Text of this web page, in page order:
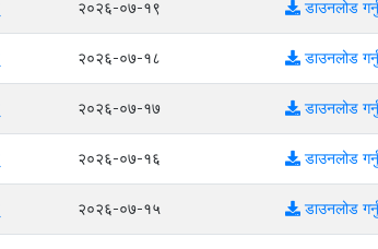
२०२६-०७-१९ डाउनलोड
२०२६-०७-१८ डाउनलोड
२०२६-०७-१७ डाउनलोड
२०२६-०७-१६ डाउनलोड
२०२६-०७-१५ डाउनलोड